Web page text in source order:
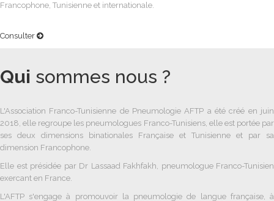
Francophone, Tunisienne et internationale.
Consulter
Qui sommes nous ?
L'Association Franco-Tunisienne de Pneumologie AFTP a été créé en juin
2018, elle regroupe les pneumologues Franco-Tunisiens, elle est portée par
ses deux dimensions binationales Française et Tunisienne et par sa
dimension Francophone.
Elle est présidée par Dr Lassaad Fakhfakh, pneumologue Franco-Tunisien
exercant en France.
L'AFTP s'engage à promouvoir la pneumologie de langue française, à